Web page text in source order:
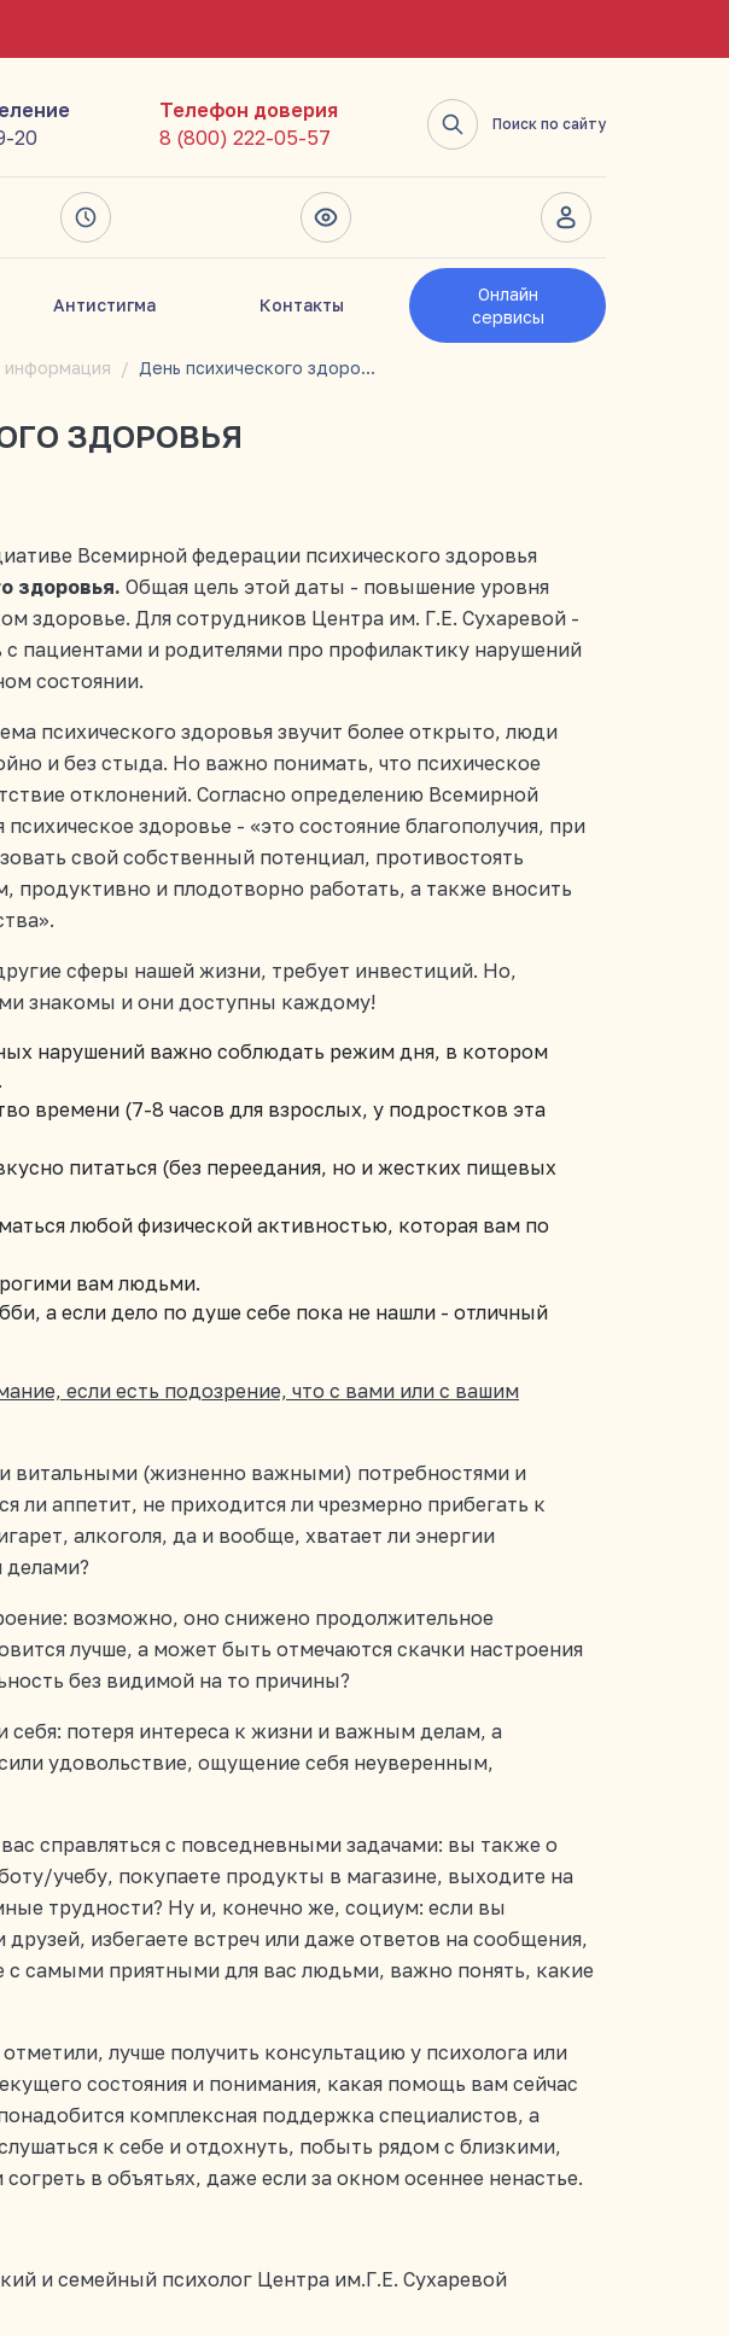
20
Телефон доверия
8 (800) 222-05-57
Поиск по сайту
Антистигма Контакты
Онлайн
сервисы
информация День психического здоровья
ЗДОРОВЬЯ
Всемирной федерации психического здоровья
здоровья. Общая цель этой даты - повышение уровня
здоровье. Для сотрудников Центра им. Г.Е. Сухаревой -
пациентами и родителями про профилактику нарушений
состоянии.
психического здоровья звучит более открыто, люди
и без стыда. Но важно понимать, что психическое
отклонений. Согласно определению Всемирной
здоровье - «это состояние благополучия, при
свой собственный потенциал, противостоять
и плодотворно работать, а также вносить
сферы нашей жизни, требует инвестиций. Но,
знакомы и они доступны каждому!
нарушений важно соблюдать режим дня, в котором
времени (7-8 часов для взрослых, у подростков эта
питаться (без переедания, но и жестких пищевых
любой физической активностью, которая вам по
вам людьми.
а если дело по душе себе пока не нашли - отличный
если есть подозрение, что с вами или с вашим
витальными (жизненно важными) потребностями и
ли аппетит, не приходится ли чрезмерно прибегать к
алкоголя, да и вообще, хватает ли энергии
делами?
возможно, оно снижено продолжительное
лучше, а может быть отмечаются скачки настроения
без видимой на то причины?
потеря интереса к жизни и важным делам, а
удовольствие, ощущение себя неуверенным,
справляться с повседневными задачами: вы также о
учебу, покупаете продукты в магазине, выходите на
трудности? Ну и, конечно же, социум: если вы
друзей, избегаете встреч или даже ответов на сообщения,
с самыми приятными для вас людьми, важно понять, какие
лучше получить консультацию у психолога или
состояния и понимания, какая помощь вам сейчас
комплексная поддержка специалистов, а
к себе и отдохнуть, побыть рядом с близкими,
в объятьях, даже если за окном осеннее ненастье.
и семейный психолог Центра им.Г.Е. Сухаревой